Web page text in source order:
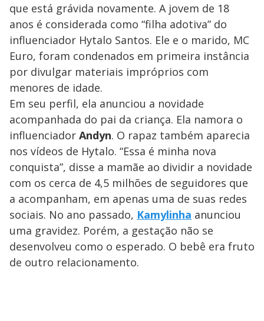
que está grávida novamente. A jovem de 18
anos é considerada como “filha adotiva” do
influenciador Hytalo Santos. Ele e o marido, MC
Euro, foram condenados em primeira instância
por divulgar materiais impróprios com
menores de idade.
Em seu perfil, ela anunciou a novidade
acompanhada do pai da criança. Ela namora o
influenciador Andyn. O rapaz também aparecia
nos vídeos de Hytalo. “Essa é minha nova
conquista”, disse a mamãe ao dividir a novidade
com os cerca de 4,5 milhões de seguidores que
a acompanham, em apenas uma de suas redes
sociais. No ano passado, Kamylinha anunciou
uma gravidez. Porém, a gestação não se
desenvolveu como o esperado. O bebê era fruto
de outro relacionamento.